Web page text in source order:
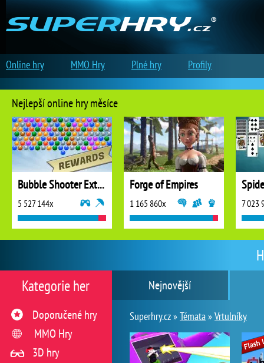
Nejnovější
Superhry.cz »Témata»Vrtulníky
Kategorie her
Doporučené hry
MMO Hry
3D hry
Nejlepší online hry měsíce
Bubble Shooter Extreme
5 527 144x
Forge of Empires
1 165 860x 7 023
Online hry MMO Hry Plné hry Profily